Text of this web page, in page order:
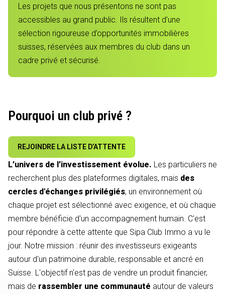
Les projets que nous présentons ne sont pas
accessibles au grand public. Ils résultent d’une
sélection rigoureuse d’opportunités immobilières
suisses, réservées aux membres du club dans un
cadre privé et sécurisé.
Pourquoi un club privé ?
REJOINDRE LA LISTE D’ATTENTE
L’univers de l’investissement évolue. Les particuliers ne
recherchent plus des plateformes digitales, mais des
cercles d'échanges privilégiés, un environnement où
chaque projet est sélectionné avec exigence, et où chaque
membre bénéficie d'un accompagnement humain. C'est
pour répondre à cette attente que Sipa Club Immo a vu le
jour. Notre mission : réunir des investisseurs exigeants
autour d'un patrimoine durable, responsable et ancré en
Suisse. L'objectif n'est pas de vendre un produit financier,
mais de rassembler une communauté autour de valeurs